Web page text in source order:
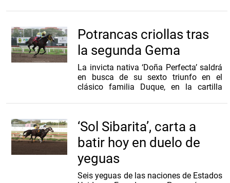
Potrancas criollas tras
la segunda Gema
La invicta nativa ‘Doña Perfecta’ saldrá
en busca de su sexto triunfo en el
clásico familia Duque, en la cartilla
‘Sol Sibarita’, carta a
batir hoy en duelo de
yeguas
Seis yeguas de las naciones de Estados